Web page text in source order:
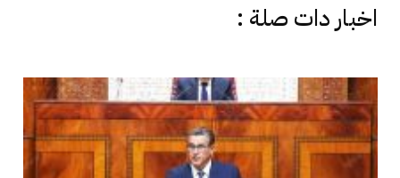
اخبار دات صلة :